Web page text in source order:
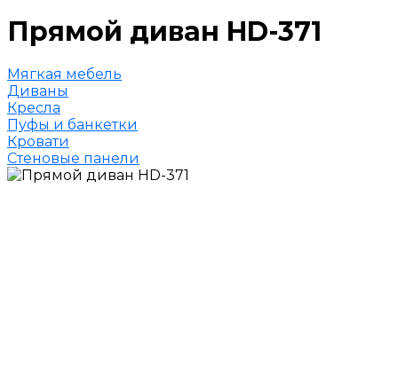
Прямой диван HD-371
Мягкая мебель
Диваны
Кресла
Пуфы и банкетки
Кровати
Стеновые панели